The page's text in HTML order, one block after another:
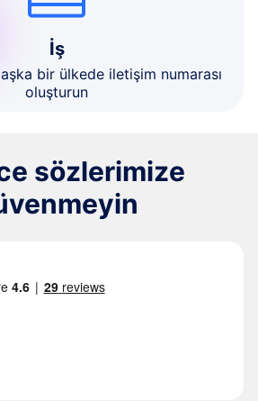
İş
bir ülkede iletişim numarası
oluşturun
sözlerimize